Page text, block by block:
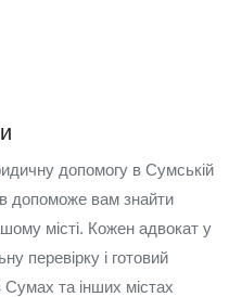
допомогу в Сумській
допоможе вам знайти
місті. Кожен адвокат у
перевірку і готовий
Сумах та інших містах